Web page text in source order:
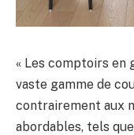
« Les comptoirs en
vaste gamme de
contrairement aux
abordables, tels